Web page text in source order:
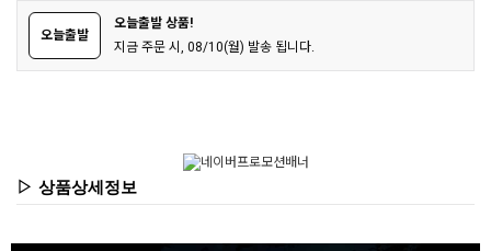
오늘출발
오늘출발 상품!
지금 주문 시, 08/10(월) 발송 됩니다.
▷ 상품상세정보